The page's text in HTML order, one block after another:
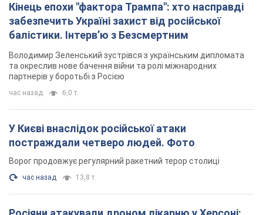
Кінець епохи "фактора Трампа": хто насправді
забезпечить Україні захист від російської
балістики. Інтерв’ю з Безсмертним
Володимир Зеленський зустрівся з українським дипломата
та окреслив нове бачення війни та ролі міжнародних
партнерів у боротьбі з Росією
час назад 6,0 т.
У Києві внаслідок російської атаки
постраждали четверо людей. Фото
Ворог продовжує регулярний ракетний терор столиці
час назад 13,8 т.